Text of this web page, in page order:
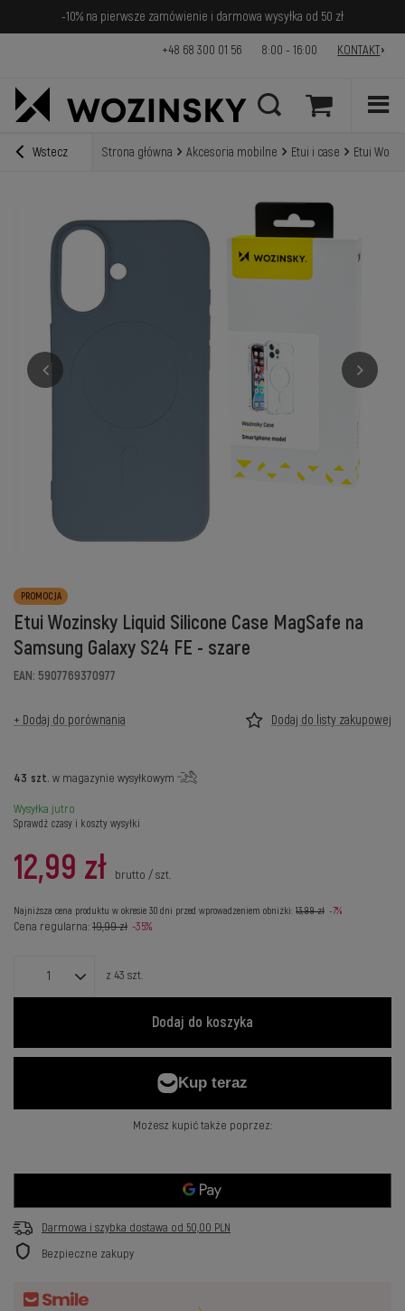
-10% na pierwsze zamówienie i darmowa wysyłka od 50 zł
+48 68 300 01 56 8:00 - 16:00 KONTAKT
Wstecz Strona główna Akcesoria mobilne Etui i case Etui
PROMOCJA
Etui Wozinsky Liquid Silicone Case MagSafe na
Samsung Galaxy S24 FE - szare
EAN: 5907769370977
+ Dodaj do porównania Dodaj do listy zakupowej
43 szt. w magazynie wysyłkowym
Wysyłka jutro
Sprawdź czasy i koszty wysyłki
12,99 zł brutto /szt.
Najniższa cena produktu w okresie 30 dni przed wprowadzeniem obniżki: 13,99 zł -7%
Cena regularna:19,99 zł -35%
z 43 szt.
Dodaj do koszyka
Możesz kupić także poprzez:
Darmowa i szybka dostawa od 50,00 PLN
Bezpieczne zakupy